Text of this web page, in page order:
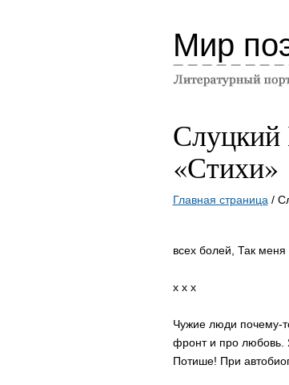
Мир
Слуцкий
«Стихи»
Главная страница /
всех болей, Так меня
x x x
Чужие люди почему-
фронт и про любовь.
Потише! При